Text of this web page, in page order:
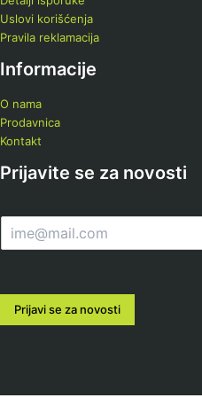
Uslovi korišćenja
Pravila reklamacija
Informacije
O nama
Prodavnica
Kontakt
Prijavite se za novosti
m
l
Prijavi se za novosti